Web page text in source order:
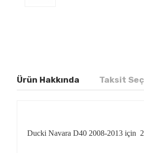
Ürün Hakkında Taksit
Ducki Navara D40 2008-2013 için